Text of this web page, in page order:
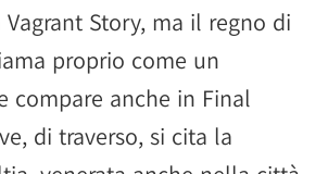
Story, ma il regno di
proprio come un
compare anche in Final
di traverso, si cita la